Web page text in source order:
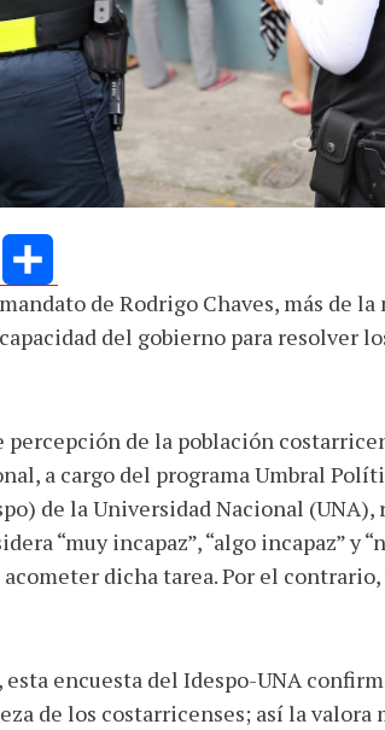
Share
de Rodrigo Chaves, más de
del gobierno para resolver
de la población
a cargo del programa Umbral
de la Universidad Nacional (UNA),
“muy incapaz”, “algo incapaz” y
dicha tarea. Por el contrario,
encuesta del Idespo-UNA
de los costarricenses; así la valora
AGOSTO 05, 2026
Consejo Universitario llama a
defender la democracia